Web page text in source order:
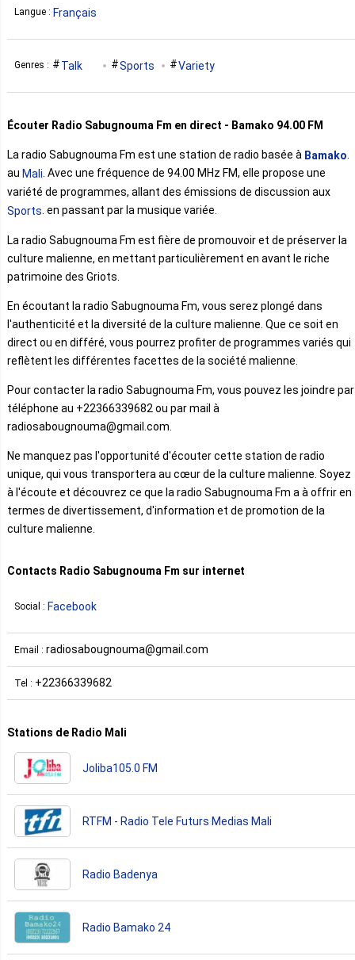
Langue : Français
Genres : Talk Sports Variety
Écouter Radio Sabugnouma Fm en direct - Bamako 94.00 FM
La radio Sabugnouma Fm est une station de radio basée à Bamako
au Mali. Avec une fréquence de 94.00 MHz FM, elle propose une
variété de programmes, allant des émissions de discussion aux
Sports . en passant par la musique variée.
La radio Sabugnouma Fm est fière de promouvoir et de préserver la
culture malienne, en mettant particulièrement en avant le riche
patrimoine des Griots.
En écoutant la radio Sabugnouma Fm, vous serez plongé dans
l'authenticité et la diversité de la culture malienne. Que ce soit en
direct ou en différé, vous pourrez profiter de programmes variés qui
reflètent les différentes facettes de la société malienne.
Pour contacter la radio Sabugnouma Fm, vous pouvez les joindre par
téléphone au +22366339682 ou par mail à
radiosabougnouma@gmail.com.
Ne manquez pas l'opportunité d'écouter cette station de radio
unique, qui vous transportera au cœur de la culture malienne. Soyez
à l'écoute et découvrez ce que la radio Sabugnouma Fm a à offrir en
termes de divertissement, d'information et de promotion de la
culture malienne.
Contacts Radio Sabugnouma Fm sur internet
Social : Facebook
Email : radiosabougnouma@gmail.com
Tel : +22366339682
Stations de Radio Mali
Joliba105.0 FM
RTFM - Radio Tele Futurs Medias Mali
Radio Badenya
Radio Bamako 24